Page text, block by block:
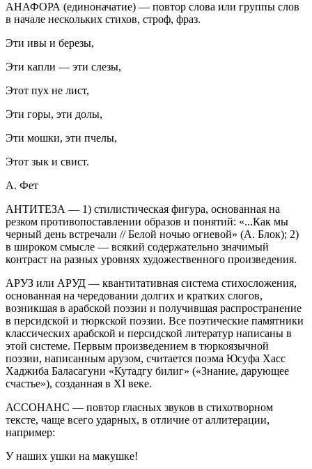
АНАФОРА (единоначатие) — повтор слова или группы слов
в начале нескольких стихов, строф, фраз.
Эти ивы и березы,
Эти капли — эти слезы,
Этот пух не лист,
Эти горы, эти долы,
Эти мошки, эти пчелы,
Этот зык и свист.
А. Фет
АНТИТЕЗА — 1) стилистическая фигура, основанная на
резком противопоставлении образов и понятий: «...Как мы
черный день встречали // Белой ночью огневой» (А. Блок); 2)
в широком смысле — всякий содержательно значимый
контраст на разных уровнях художественного произведения.
АРУЗ или АРУД — квантитативная система стихосложения,
основанная на чередовании долгих и кратких слогов,
возникшая в арабской поэзии и получившая распространение
в персидской и тюркской поэзии. Все поэтические памятники
классических арабской и персидской литератур написаны в
этой системе. Первым произведением в тюркоязычной
поэзии, написанным арузом, считается поэма Юсуфа Хасс
Хаджиба Баласагуни «Кутадгу билиг» («Знание, дарующее
счастье»), созданная в XI веке.
АССОНАНС — повтор гласных звуков в стихотворном
тексте, чаще всего ударных, в отличие от аллитерации,
например:
У наших ушки на макушке!